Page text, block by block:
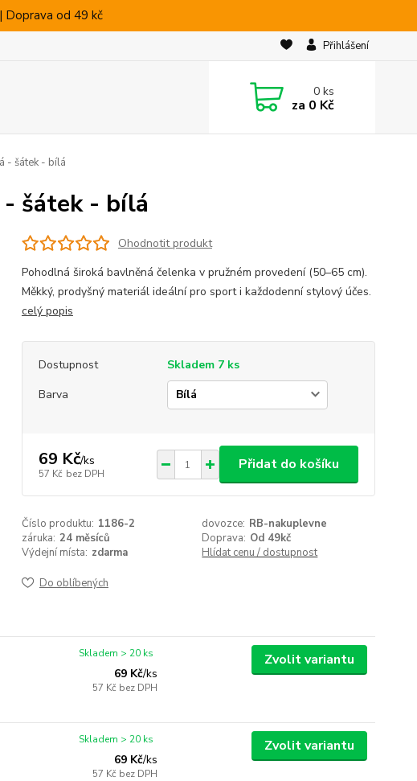
Doprava od 49 kč
Přihlášení
0ks
za 0 Kč
- šátek - bílá
- šátek - bílá
Ohodnotit produkt
Pohodlná široká bavlněná čelenka v pružném provedení (50–65 cm).
Měkký, prodyšný materiál ideální pro sport i každodenní stylový účes.
celý popis
Dostupnost
Skladem 7 ks
Barva
69 Kč/ks
57 Kč bez DPH
Přidat do košíku
Číslo produktu: 1186-2 dovozce: RB-nakuplevne
záruka: 24 měsíců Doprava: Od 49kč
Výdejní místa: zdarma Hlídat cenu / dostupnost
Do oblíbených
69 Kč/ks
57 Kč bez DPH
Skladem > 20 ks Zvolit variantu
69 Kč/ks
57 Kč bez DPH
Skladem > 20 ks Zvolit variantu